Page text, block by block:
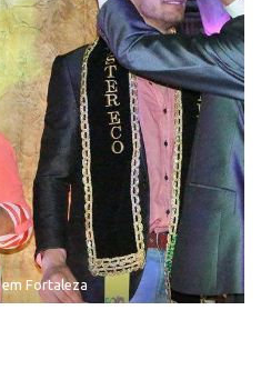
Fortaleza